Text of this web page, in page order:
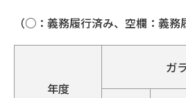
（○：義務履行済み、空欄：義務
年度
ガ